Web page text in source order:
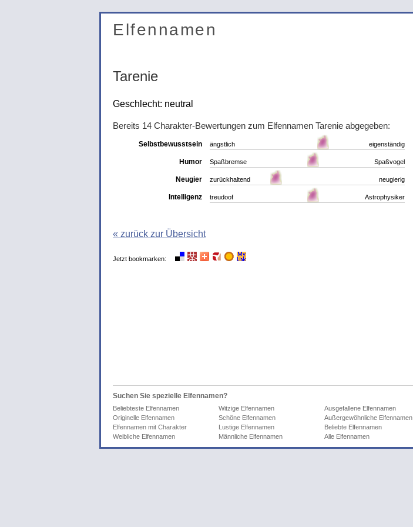
Elfennamen
Tarenie
Geschlecht: neutral
Bereits 14 Charakter-Bewertungen zum Elfennamen Tarenie abgegeben:
Selbstbewusstsein ängstlich eigenständig
Humor Spaßbremse Spaßvogel
Neugier zurückhaltend neugierig
Intelligenz treudoof Astrophysiker
« zurück zur Übersicht
Jetzt bookmarken:
Suchen Sie spezielle Elfennamen?
Beliebteste Elfennamen Witzige Elfennamen Ausgefallene Elfennamen
Originelle Elfennamen
Schöne Elfennamen Außergewöhnliche Elfennamen
Elfennamen mit Charakter
Lustige Elfennamen Beliebte Elfennamen
Weibliche Elfennamen
Männliche Elfennamen Alle Elfennamen